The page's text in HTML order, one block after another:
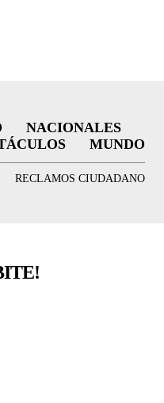
NACIONALES
MUNDO
RECLAMOS CIUDADANO